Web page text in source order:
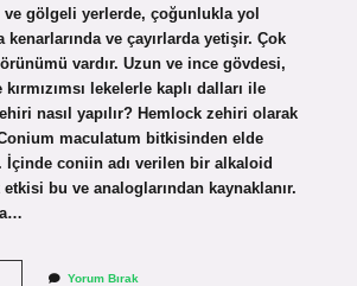
gölgeli yerlerde, çoğunlukla yol
kenarlarında ve çayırlarda yetişir. Çok
vardır. Uzun ve ince gövdesi,
lekelerle kaplı dalları ile
nasıl yapılır? Hemlock zehiri olarak
maculatum bitkisinden elde
coniin adı verilen bir alkaloid
bu ve analoglarından kaynaklanır.
Yorum Bırak